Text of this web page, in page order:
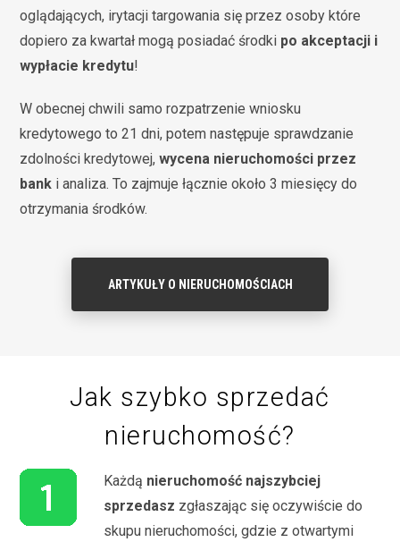
oglądających, irytacji targowania się przez osoby które
dopiero za kwartał mogą posiadać środki po akceptacji i
wypłacie kredytu!
W obecnej chwili samo rozpatrzenie wniosku
kredytowego to 21 dni, potem następuje sprawdzanie
zdolności kredytowej,wycena nieruchomości przez
bank i analiza. To zajmuje łącznie około 3 miesięcy do
otrzymania środków.
ARTYKUŁY O NIERUCHOMOŚCIACH
Jak szybko sprzedać
nieruchomość?
Każdą nieruchomość najszybciej
sprzedasz zgłaszając się oczywiście do
skupu nieruchomości, gdzie z otwartymi